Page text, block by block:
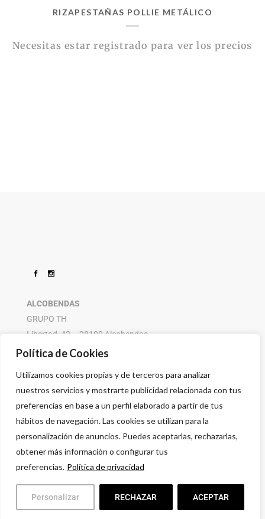
Política de Cookies
Utilizamos cookies propias y de terceros para analizar
nuestros servicios y mostrarte publicidad relacionada con tus
preferencias en base a un perfil elaborado a partir de tus
hábitos de navegación. Las cookies se utilizan para la
personalización de anuncios. Puedes aceptarlas, rechazarlas,
obtener más información o configurar tus
preferencias. Política de privacidad
Personalizar RECHAZAR ACEPTAR
RIZAPESTAÑAS POLLIE METÁLICO
Necesitas estar registrado para ver los precios
ALCOBENDAS
GRUPO TH
Libertad, 42 – 28100 Alcobendas
916 614 580 – 608 505 532